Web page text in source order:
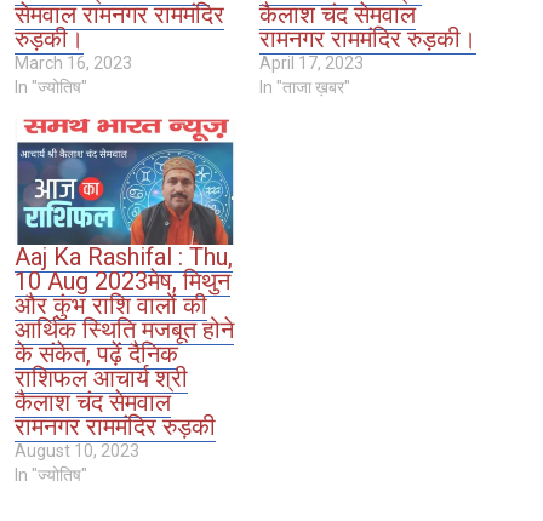
सेमवाल रामनगर राममंदिर
रुड़की।
March 16, 2023
In "ज्योतिष"
कैलाश चंद सेमवाल
रामनगर राममंदिर रुड़की।
April 17, 2023
In "ताजा ख़बर"
Aaj Ka Rashifal : Thu,
10 Aug 2023मेष, मिथुन
और कुंभ राशि वालों की
आर्थिक स्थिति मजबूत होने
के संकेत, पढ़ें दैनिक
राशिफल आचार्य श्री
कैलाश चंद सेमवाल
रामनगर राममंदिर रुड़की
August 10, 2023
In "ज्योतिष"